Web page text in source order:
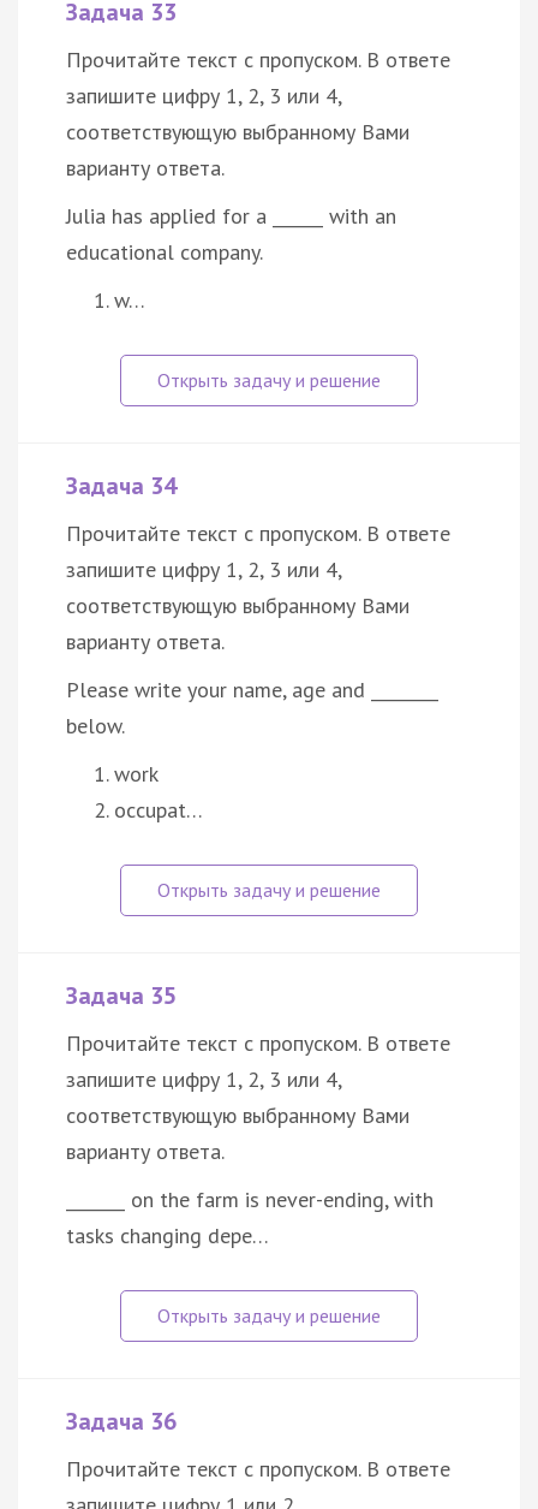
Задача 33
Прочитайте текст с пропуском. В ответе
запишите цифру 1, 2, 3 или 4,
соответствующую выбранному Вами
варианту ответа.
Julia has applied for a ______ with an
educational company.
w…
Задача 34
Прочитайте текст с пропуском. В ответе
запишите цифру 1, 2, 3 или 4,
соответствующую выбранному Вами
варианту ответа.
Please write your name, age and ________
below.
work
occupat…
Задача 35
Прочитайте текст с пропуском. В ответе
запишите цифру 1, 2, 3 или 4,
соответствующую выбранному Вами
варианту ответа.
_______ on the farm is never-ending, with
tasks changing depe…
Задача 36
Прочитайте текст с пропуском. В ответе